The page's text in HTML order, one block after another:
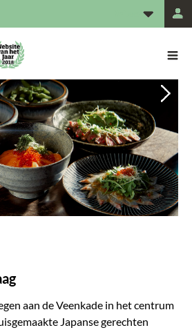
Vorige
Vorige
aan de Veenkade in het centrum
Japanse gerechten
De Buik van {city: city}
De Buik